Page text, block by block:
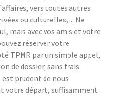
vers toutes autres
ou culturelles, ... Ne
mais avec vos amis et votre
réserver votre
TPMR par un simple appel,
de dossier, sans frais
prudent de nous
votre départ, suffisamment